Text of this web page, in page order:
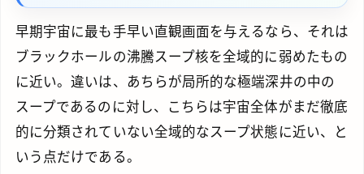
早期宇宙に最も手早い直観画面を与えるなら、それは
ブラックホールの沸騰スープ核を全域的に弱めたもの
に近い。違いは、あちらが局所的な極端深井の中の
スープであるのに対し、こちらは宇宙全体がまだ徹底
的に分類されていない全域的なスープ状態に近い、と
いう点だけである。